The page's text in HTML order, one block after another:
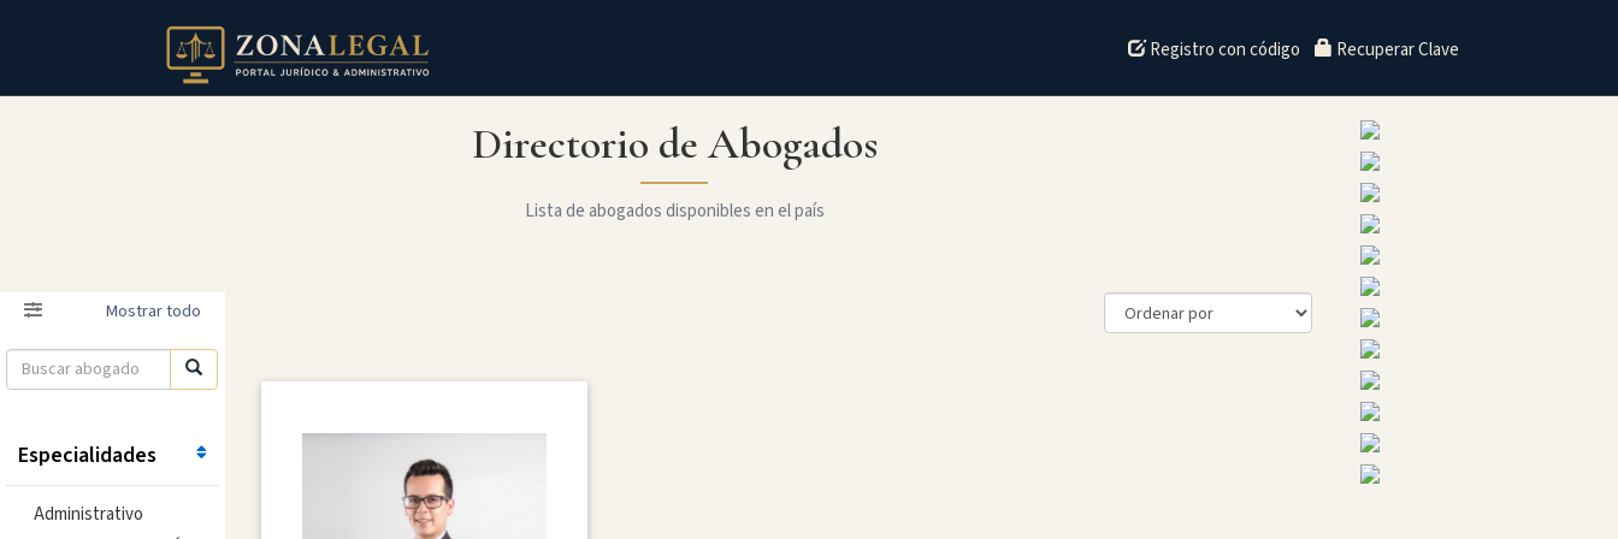
Registro con código Recuperar Clave
Directorio de Abogados
Lista de abogados disponibles en el país
Filtro Mostrar todo
Especialidades
Administrativo